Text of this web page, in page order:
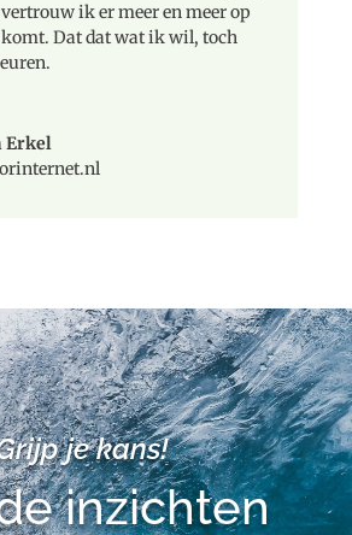
ik er meer en meer op
komt. Dat dat wat ik wil, toch
Erkel
je kans!
inzichten